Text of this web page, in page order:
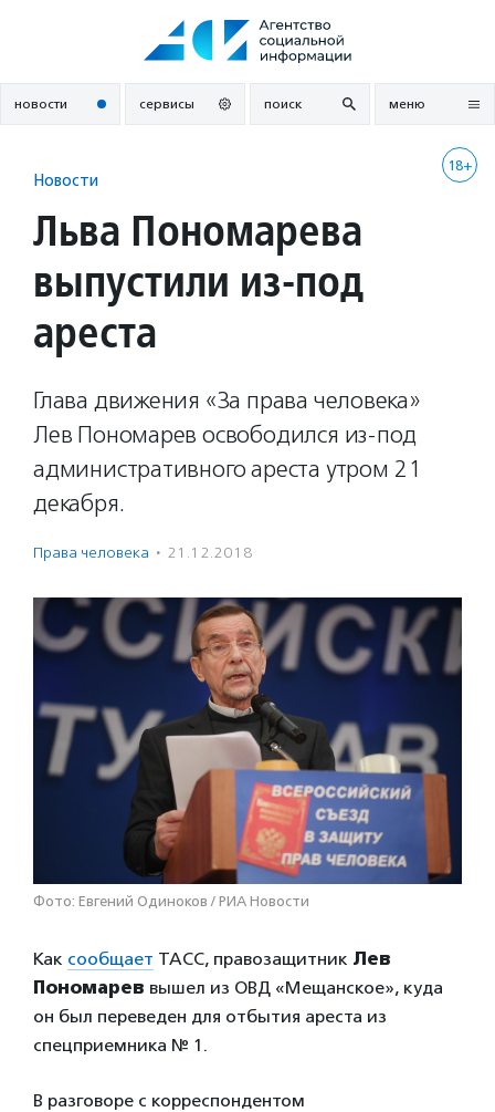
новости сервисы поиск меню
18+
Новости
Льва Пономарева
выпустили из-под
ареста
Глава движения «За права человека»
Лев Пономарев освободился из-под
административного ареста утром 21
декабря.
Права человека · 21.12.2018
Фото: Евгений Одиноков / РИА Новости
Как сообщает ТАСС, правозащитник Лев
Пономарев вышел из ОВД «Мещанское», куда
он был переведен для отбытия ареста из
спецприемника № 1.
В разговоре с корреспондентом